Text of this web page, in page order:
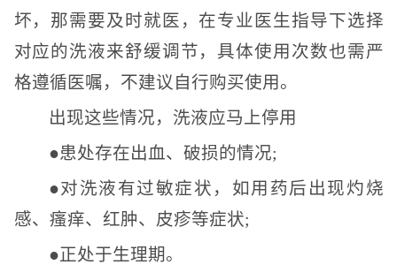
坏，那需要及时就医，在专业医生指导下选择
对应的洗液来舒缓调节，具体使用次数也需严
格遵循医嘱，不建议自行购买使用。
出现这些情况，洗液应马上停用
●患处存在出血、破损的情况;
●对洗液有过敏症状，如用药后出现灼烧
感、瘙痒、红肿、皮疹等症状;
●正处于生理期。